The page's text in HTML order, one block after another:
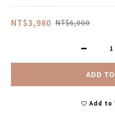
NT$3,980 NT$6,000
ADD
Add to